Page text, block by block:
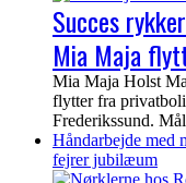
Succes
Mia Maja
Mia Maja Holst
flytter fra
Frederikssund.
Håndarbejde med
fejrer jubilæum